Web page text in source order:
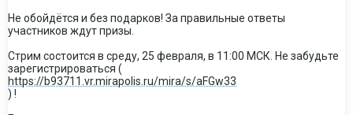
Не обойдётся и без подарков! За правильные ответы
участников ждут призы.
Стрим состоится в среду, 25 февраля, в 11:00 МСК. Не забудьте
зарегистрироваться (
https://b93711.vr.mirapolis.ru/mira/s/aFGw33
) !